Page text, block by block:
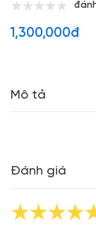
1,300,000đ
Mô tả
Đánh giá